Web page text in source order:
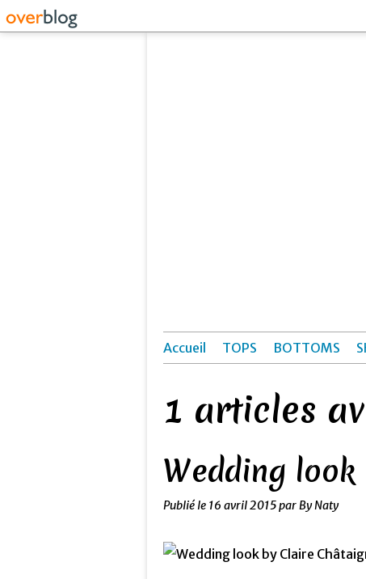
Accueil TOPS BOTTOMS
1 articles
Wedding
Publié le 16 avril 2015par By Naty